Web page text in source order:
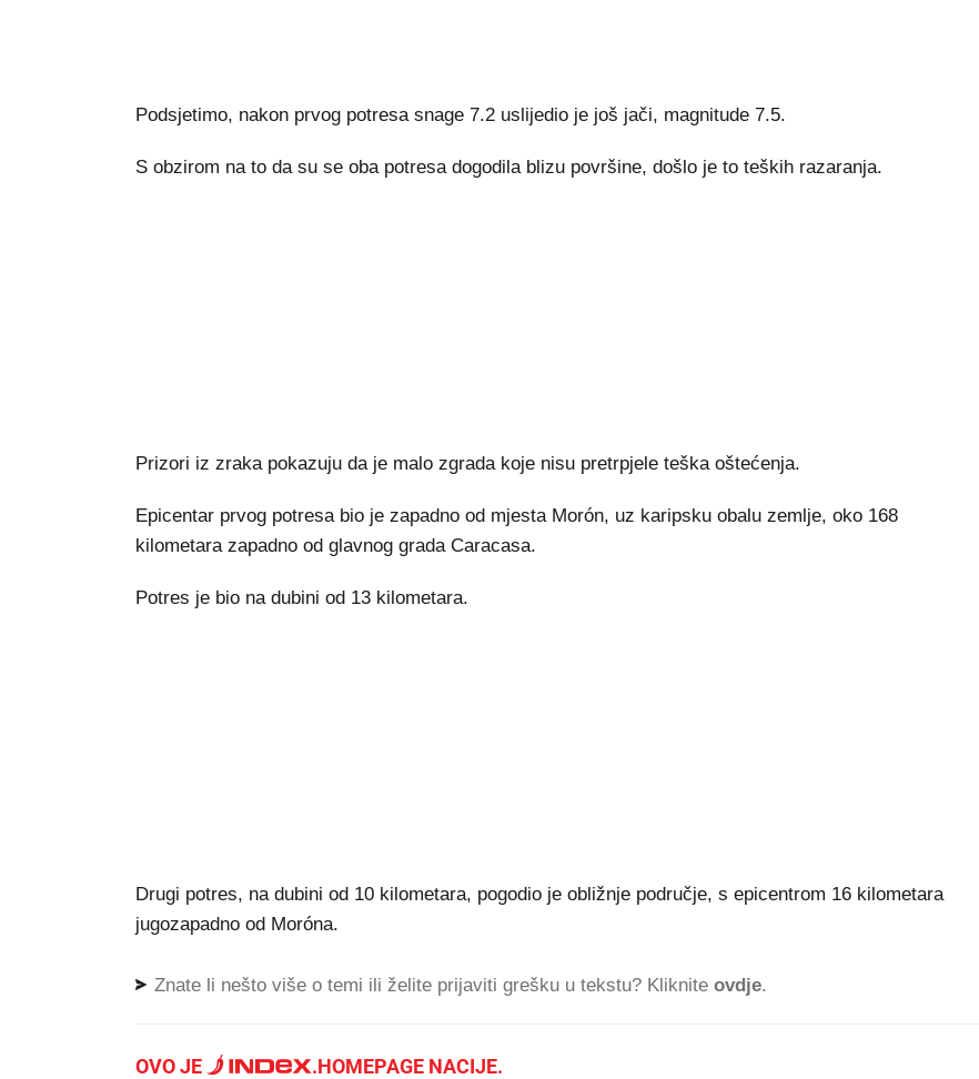
Podsjetimo, nakon prvog potresa snage 7.2 uslijedio je još jači, magnitude 7.5.
S obzirom na to da su se oba potresa dogodila blizu površine, došlo je to teških razaranja.
Prizori iz zraka pokazuju da je malo zgrada koje nisu pretrpjele teška oštećenja.
Epicentar prvog potresa bio je zapadno od mjesta Morón, uz karipsku obalu zemlje, oko 168
kilometara zapadno od glavnog grada Caracasa.
Potres je bio na dubini od 13 kilometara.
Drugi potres, na dubini od 10 kilometara, pogodio je obližnje područje, s epicentrom 16 kilometara
jugozapadno od Moróna.
Znate li nešto više o temi ili želite prijaviti grešku u tekstu? Kliknite ovdje.
OVO JE .HOMEPAGE NACIJE.